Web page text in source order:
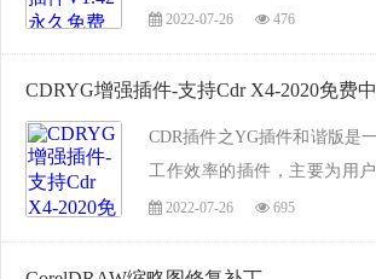
可用于广告行业条幅制作，
的加工厂、门店等。和人工
条幅制作器，如果是条幅很
2022-07-26 476
CDRYG增强插件-支持Cdr X4-2020免费
CDR插件之YG插件和谐版是
工作效率的插件，主要为用
体公文包、笔画拆分、QQ文
曲线处理、波浪线、颜色替
电脑学习网小编给大家分享的
2022-07-26 695